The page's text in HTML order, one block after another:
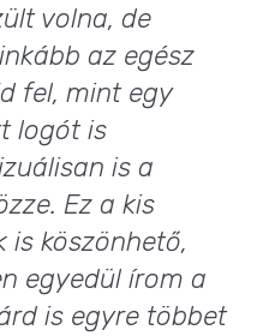
volna, de
az egész
fel, mint egy
logót is
is a
Ez a kis
köszönhető,
egyedül írom a
is egyre többet